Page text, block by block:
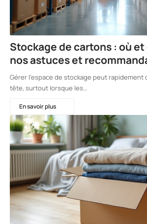
Stockage de cartons : où
nos astuces et
Gérer l'espace de stockage peut rapidement
tête, surtout lorsque les…
En savoir plus